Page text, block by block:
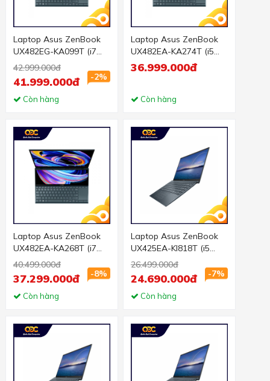
Laptop Asus ZenBook
UX482EG-KA099T (i7
1165G7/16GB RAM/1TB
SSD/14 FHD Cảm
ứng/MX450
2Gb/Win10/Bút/Túi/Xan
42.999.000đ
-2%
41.999.000đ
Còn hàng
Laptop Asus ZenBook
UX482EA-KA274T (i5
1135G7/8GB
RAM/512GB SSD/14 FHD
nh)
36.999.000đ
Còn hàng
Laptop Asus ZenBook
UX482EA-KA268T (i7
1165G7/16GB RAM/1TB
SSD/14 FHD Cảm
ứng/Win10/Bút/Túi/Xan
h)
40.499.000đ
-8%
37.299.000đ
Còn hàng
Laptop Asus ZenBook
UX425EA-KI818T (i5
1135G7/16GB
RAM/512GB SSD/14
FHD/Win10/Túi/Tím)
26.499.000đ
-7%
24.690.000đ
Còn hàng